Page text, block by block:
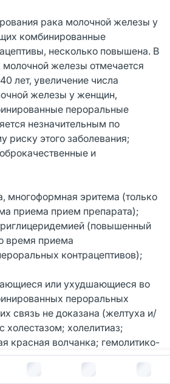
за руб.
рака молочной железы у
комбинированные
несколько повышена. В
молочной железы отмечается
лет, увеличение числа
железы у женщин,
пероральные
незначительным по
риску этого заболевания;
и
многоформная эритема (только
приема прием препарата);
(повышенный
время приема
контрацептивов);
или ухудшающиеся во
пероральных
связь не доказана (желтуха и/
холестазом; холелитиаз;
красная волчанка; гемолитико-
хорея Сиденхема; герпес во